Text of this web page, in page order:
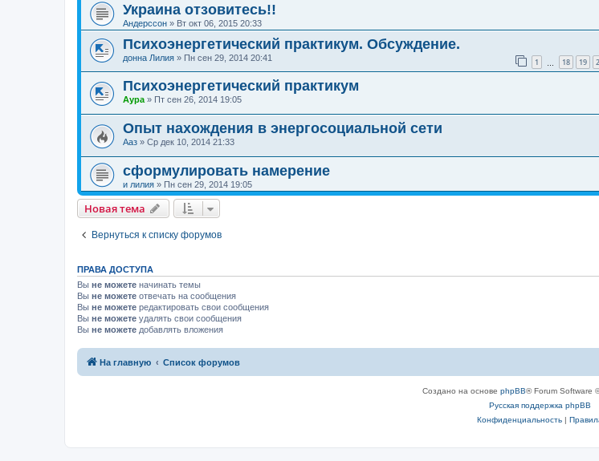
Украина отзовитесь!!
Андерссон » Вт окт 06, 2015 20:33
Психоэнергетический практикум. Обсуждение.
донна Лилия » Пн сен 29, 2014 20:41 1 18 19
Психоэнергетический практикум
Аура» Пт сен 26, 2014 19:05
Опыт нахождения в энергосоциальной сети
Ааз » Ср дек 10, 2014 21:33
сформулировать намерение
и лилия » Пн сен 29, 2014 19:05
Новая тема
Вернуться к списку форумов
ПРАВА ДОСТУПА
Вы не можете начинать темы
Вы не можете отвечать на сообщения
Вы не можете редактировать свои сообщения
Вы не можете удалять свои сообщения
Вы не можете добавлять вложения
На главную Список форумов
Создано на основе phpBB® Forum Software
Русская поддержка phpBB
Конфиденциальность|